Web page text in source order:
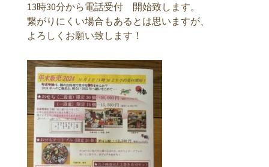
13時30分から電話受付 開始致します。
繋がりにくい場合もあるとは思いますが、
よろしくお願い致します！